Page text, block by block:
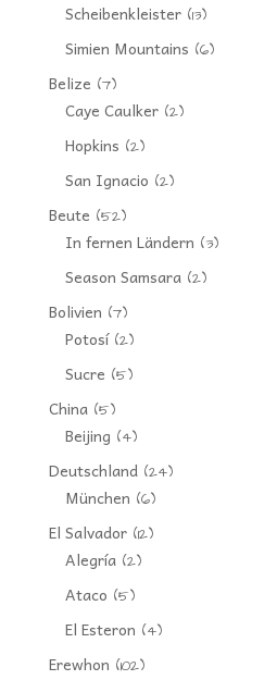
Scheibenkleister(13)
Simien Mountains (6)
Belize (7)
Caye Caulker(2)
Hopkins (2)
San Ignacio (2)
Beute (52)
In fernen Ländern (3)
Season Samsara(2)
Bolivien (7)
Potosí(2)
Sucre (5)
China(5)
Beijing (4)
Deutschland(24)
München (6)
El Salvador(12)
Alegría(2)
Ataco (5)
El Esteron (4)
Erewhon (102)